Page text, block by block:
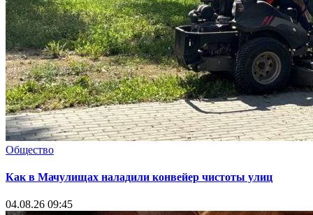
Общество
Как в Мачулищах наладили конвейер чистоты улиц
04.08.26 09:45